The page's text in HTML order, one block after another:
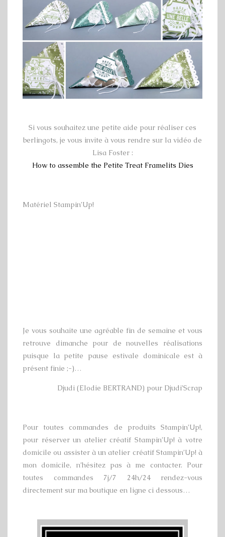
Si vous souhaitez une petite aide pour réaliser ces
berlingots, je vous invite à vous rendre sur la vidéo de
Lisa Foster :
How to assemble the Petite Treat Framelits Dies
Matériel Stampin’Up!
Je vous souhaite une agréable fin de semaine et vous
retrouve dimanche pour de nouvelles réalisations
puisque la petite pause estivale dominicale est à
présent finie ;-)…
Djudi (Elodie BERTRAND) pour Djudi’Scrap
Pour toutes commandes de produits Stampin’Up!,
pour réserver un atelier créatif Stampin’Up! à votre
domicile ou assister à un atelier créatif Stampin’Up! à
mon domicile, n’hésitez pas à me contacter. Pour
toutes commandes 7j/7 24h/24 rendez-vous
directement sur ma boutique en ligne ci dessous…